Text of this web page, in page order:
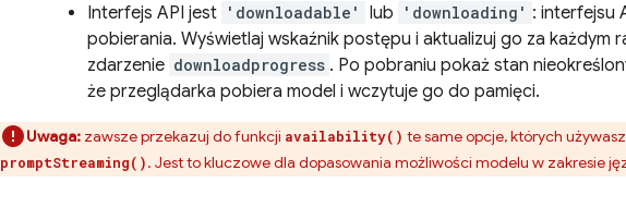
Interfejs API jest 'downloadable' lub 'downloading' : interfejsu
pobierania. Wyświetlaj wskaźnik postępu i aktualizuj go za każdym
zdarzenie downloadprogress . Po pobraniu pokaż stan
że przeglądarka pobiera model i wczytuje go do pamięci.
Uwaga: zawsze przekazuj do funkcji availability() te same opcje, których
promptStreaming(). Jest to kluczowe dla dopasowania możliwości modelu w zakresie